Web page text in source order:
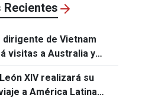
Recientes
dirigente de Vietnam
visitas a Australia y
XIV realizará su
a América Latina